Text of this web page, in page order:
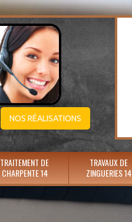
NOS RÉALISATIONS
TRAITEMENT DE
CHARPENTE 14
TRAVAUX DE
ZINGUERIES 14